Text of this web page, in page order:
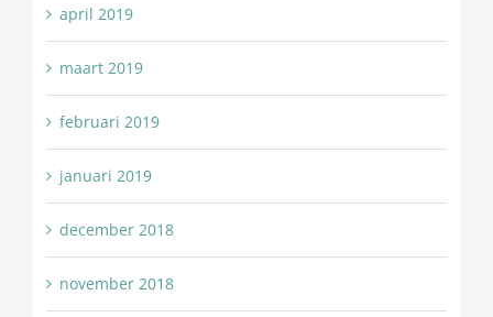
april 2019
maart 2019
februari 2019
januari 2019
december 2018
november 2018